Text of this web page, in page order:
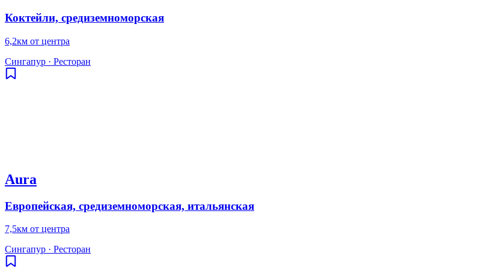
Коктейли, средиземноморская
6,2км от центра
Сингапур · Ресторан
Aura
Европейская, средиземноморская, итальянская
7,5км от центра
Сингапур · Ресторан